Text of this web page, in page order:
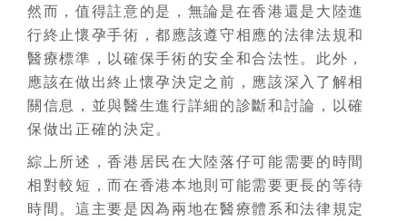
然而，值得註意的是，無論是在香港還是大陸進
行終止懷孕手術，都應該遵守相應的法律法規和
醫療標準，以確保手術的安全和合法性。此外，
應該在做出終止懷孕決定之前，應該深入了解相
關信息，並與醫生進行詳細的診斷和討論，以確
保做出正確的決定。
綜上所述，香港居民在大陸落仔可能需要的時間
相對較短，而在香港本地則可能需要更長的等待
時間。這主要是因為兩地在醫療體系和法律規定